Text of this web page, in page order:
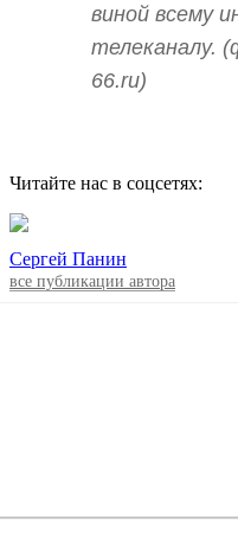
виной всему
телеканалу.
66.ru)
Читайте нас в соцсетях:
Сергей Панин
все публикации автора